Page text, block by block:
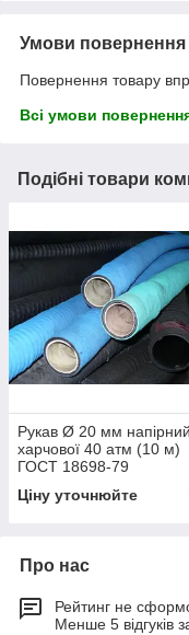
Умови повернення
Повернення товару
Всі умови
Подібні товари
Рукав Ø 20 мм напірний
харчової 40 атм (10 м)
ГОСТ 18698-79
Ціну уточнюйте
Про нас
Рейтинг не
Менше 5 відгуків